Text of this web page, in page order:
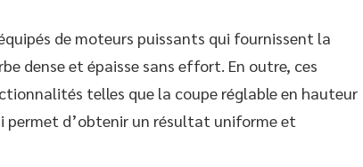
de moteurs puissants qui fournissent la
dense et épaisse sans effort. En outre, ces
telles que la coupe réglable en hauteur
d’obtenir un résultat uniforme et